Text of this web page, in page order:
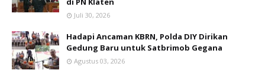
Juli 30, 2026
Hadapi Ancaman KBRN, Polda DIY Dirikan
Gedung Baru untuk Satbrimob Gegana
Agustus 03, 2026